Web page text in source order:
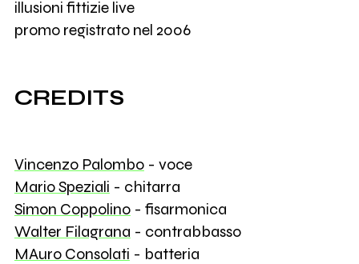
illusioni fittizie live
promo registrato nel 2006
CREDITS
Vincenzo Palombo- voce
Mario Speziali - chitarra
Simon Coppolino- fisarmonica
Walter Filagrana - contrabbasso
MAuro Consolati - batteria